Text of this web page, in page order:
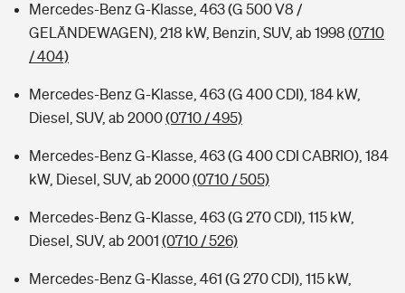
Mercedes-Benz G-Klasse, 463 (G 500 V8 /
GELÄNDEWAGEN), 218 kW, Benzin, SUV, ab 1998 (0710
/ 404)
Mercedes-Benz G-Klasse, 463 (G 400 CDI), 184 kW,
Diesel, SUV, ab 2000(0710 / 495)
Mercedes-Benz G-Klasse, 463 (G 400 CDI CABRIO), 184
kW, Diesel, SUV, ab 2000(0710 / 505)
Mercedes-Benz G-Klasse, 463 (G 270 CDI), 115 kW,
Diesel, SUV, ab 2001 (0710 / 526)
Mercedes-Benz G-Klasse, 461 (G 270 CDI), 115 kW,